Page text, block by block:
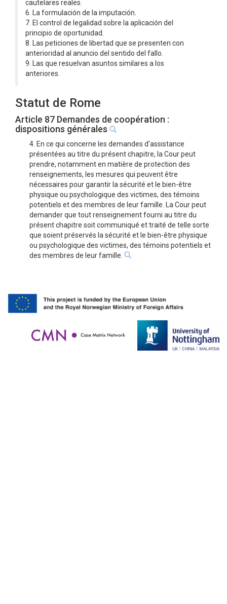
cautelares reales.
6. La formulación de la imputación.
7. El control de legalidad sobre la aplicación del
principio de oportunidad.
8. Las peticiones de libertad que se presenten con
anterioridad al anuncio del sentido del fallo.
9. Las que resuelvan asuntos similares a los
anteriores.
Statut de Rome
Article 87 Demandes de coopération :
dispositions générales
4. En ce qui concerne les demandes d'assistance
présentées au titre du présent chapitre, la Cour peut
prendre, notamment en matière de protection des
renseignements, les mesures qui peuvent être
nécessaires pour garantir la sécurité et le bien-être
physique ou psychologique des victimes, des témoins
potentiels et des membres de leur famille. La Cour peut
demander que tout renseignement fourni au titre du
présent chapitre soit communiqué et traité de telle sorte
que soient préservés la sécurité et le bien-être physique
ou psychologique des victimes, des témoins potentiels et
des membres de leur famille.